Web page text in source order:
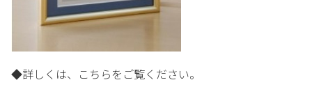
◆詳しくは、こちらをご覧ください。